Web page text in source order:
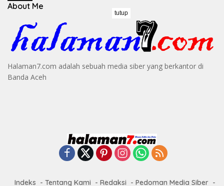
About Me
Halaman7.com adalah sebuah media siber yang berkantor di
Banda Aceh
Indeks Tentang Kami Redaksi Pedoman Media Siber
tutup